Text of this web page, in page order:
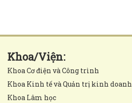
Khoa/Viện:
Khoa Cơ điện và Công trình
Khoa Kinh tế và Quản trị kinh doanh
Khoa Lâm học